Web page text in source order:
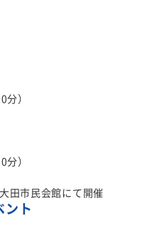
）
）
田市民会館にて開催
ト